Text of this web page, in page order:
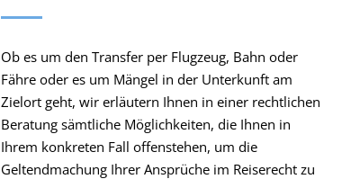
Ob es um den Transfer per Flugzeug, Bahn oder
Fähre oder es um Mängel in der Unterkunft am
Zielort geht, wir erläutern Ihnen in einer rechtlichen
Beratung sämtliche Möglichkeiten, die Ihnen in
Ihrem konkreten Fall offenstehen, um die
Geltendmachung Ihrer Ansprüche im Reiserecht zu